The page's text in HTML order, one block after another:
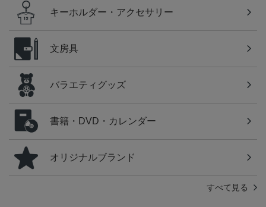
キーホルダー・アクセサリー
文房具
バラエティグッズ
書籍・DVD・カレンダー
オリジナルブランド
すべて見る